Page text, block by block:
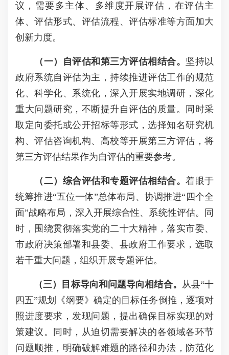
议，需要多主体、多维度开展评估，在评估主
体、评估形式、评估流程、评估标准等方面加大
创新力度。
（一）自评估和第三方评估相结合。 坚持以
政府系统自评估为主，持续推进评估工作的规范
化、科学化、系统化，深入开展实地调研，深化
重大问题研究，不断提升自评估的质量。同时采
取定向委托或公开招标等形式，选择知名研究机
构、评估咨询机构、高校等开展第三方评估，将
第三方评估结果作为自评估的重要参考。
（二）综合评估和专题评估相结合。 着眼于
统筹推进“五位一体”总体布局、协调推进“四个全
面”战略布局，深入开展综合性、系统性评估。同
时，围绕贯彻落实党的二十大精神，落实市委、
市政府决策部署和县委、县政府工作要求，选取
若干重大问题，组织开展专题评估。
（三）目标导向和问题导向相结合。 从县“十
四五”规划《纲要》确定的目标任务倒推，逐项对
照进度要求，发现问题，提出确保目标实现的对
策建议。同时，从迫切需要解决的各领域各环节
问题顺推，明确破解难题的路径和办法，防范化